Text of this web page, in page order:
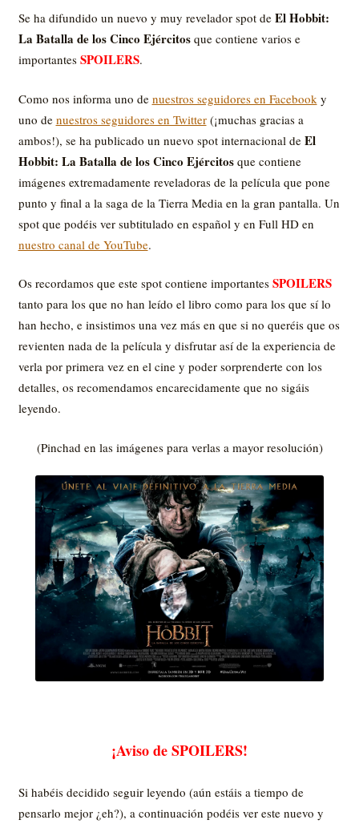
Se ha difundido un nuevo y muy revelador spot de El Hobbit:
La Batalla de los Cinco Ejércitosque contiene varios e
importantes SPOILERS.
Como nos informa uno de nuestros seguidores en Facebook y
uno de nuestros seguidores en Twitter(¡muchas gracias a
ambos!), se ha publicado un nuevo spot internacional de El
Hobbit: La Batalla de los Cinco Ejércitosque contiene
imágenes extremadamente reveladoras de la película que pone
punto y final a la saga de la Tierra Media en la gran pantalla. Un
spot que podéis ver subtitulado en español y en Full HD en
nuestro canal de YouTube.
Os recordamos que este spot contiene importantes SPOILERS
tanto para los que no han leído el libro como para los que sí lo
han hecho, e insistimos una vez más en que si no queréis que os
revienten nada de la película y disfrutar así de la experiencia de
verla por primera vez en el cine y poder sorprenderte con los
detalles, os recomendamos encarecidamente que no sigáis
leyendo.
(Pinchad en las imágenes para verlas a mayor resolución)
¡Aviso de SPOILERS!
Si habéis decidido seguir leyendo (aún estáis a tiempo de
pensarlo mejor ¿eh?), a continuación podéis ver este nuevo y